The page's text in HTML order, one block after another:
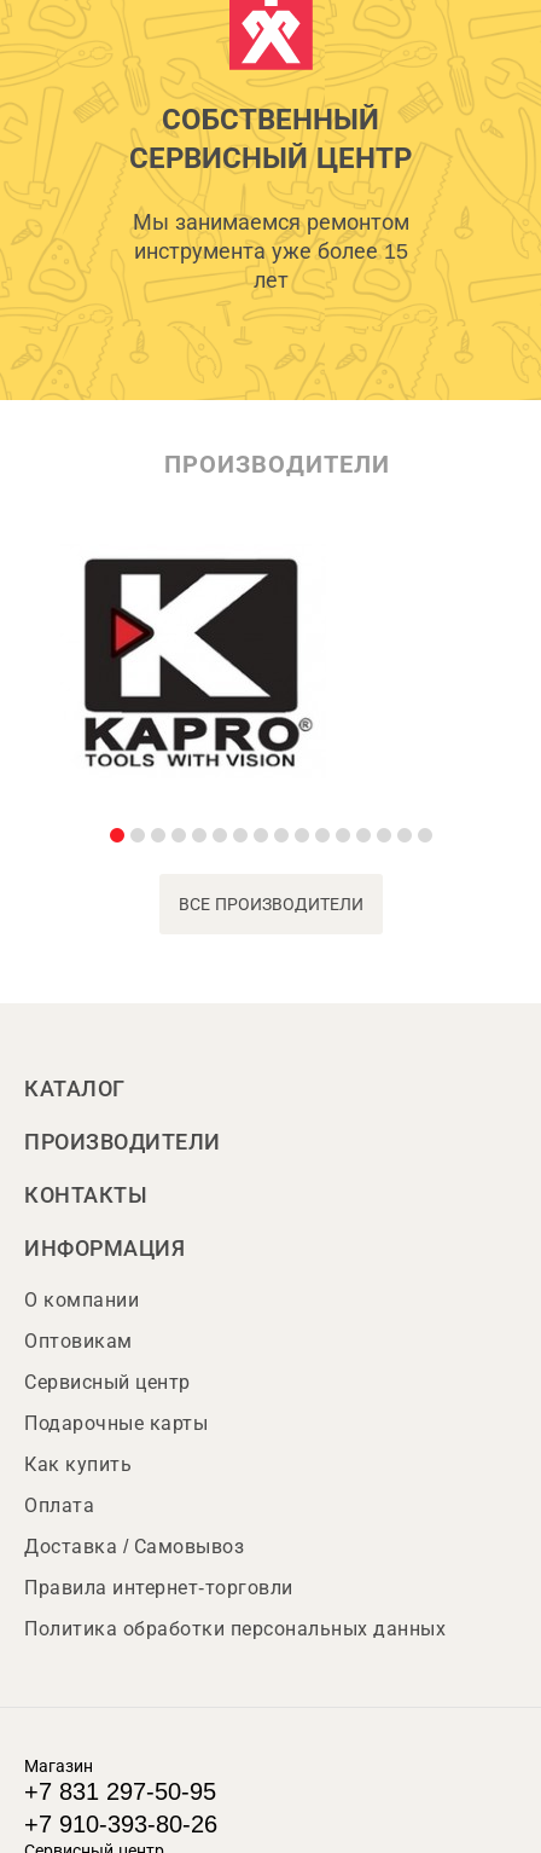
СОБСТВЕННЫЙ
СЕРВИСНЫЙ ЦЕНТР
Мы занимаемся ремонтом
инструмента уже более 15
лет
ПРОИЗВОДИТЕЛИ
ВСЕ ПРОИЗВОДИТЕЛИ
КАТАЛОГ
ПРОИЗВОДИТЕЛИ
КОНТАКТЫ
ИНФОРМАЦИЯ
О компании
Оптовикам
Сервисный центр
Подарочные карты
Как купить
Оплата
Доставка / Самовывоз
Правила интернет-торговли
Политика обработки персональных данных
Магазин
+7 831 297-50-95
+7 910-393-80-26